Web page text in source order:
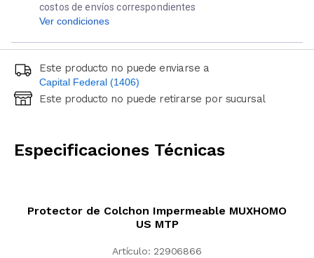
costos de envíos correspondientes
Ver condiciones
Este producto no puede enviarse a
Capital Federal (1406)
Ingresá código postal (sólo números)
Este producto no puede retirarse por sucursal
Especificaciones Técnicas
Protector de Colchon Impermeable MUXHOMO
US MTP
Artículo: 22906866